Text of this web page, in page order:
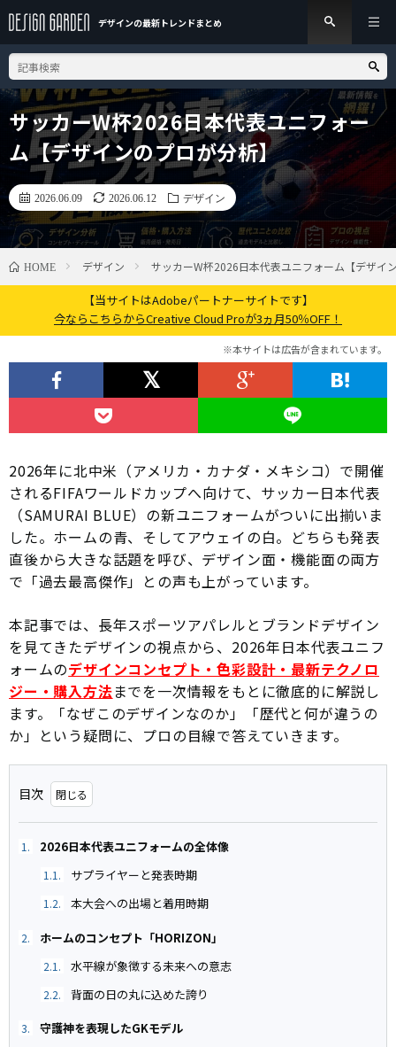
デザインの最新トレンドまとめ
サッカーW杯2026日本代表ユニフォー
ム【デザインのプロが分析】
2026.06.09 2026.06.12 デザイン
HOME デザイン サッカーW杯2026日本代表ユニフォーム【デザイ
【当サイトはAdobeパートナーサイトです】
今ならこちらからCreative Cloud Proが3ヵ月50％OFF！
※本サイトは広告が含まれています。
2026年に北中米（アメリカ・カナダ・メキシコ）で開催
されるFIFAワールドカップへ向けて、サッカー日本代表
（SAMURAI BLUE）の新ユニフォームがついに出揃いま
した。ホームの青、そしてアウェイの白。どちらも発表
直後から大きな話題を呼び、デザイン面・機能面の両方
で「過去最高傑作」との声も上がっています。
本記事では、長年スポーツアパレルとブランドデザイン
を見てきたデザインの視点から、2026年日本代表ユニフ
ォームのデザインコンセプト・色彩設計・最新テクノロ
ジー・購入方法までを一次情報をもとに徹底的に解説し
ます。「なぜこのデザインなのか」「歴代と何が違うの
か」という疑問に、プロの目線で答えていきます。
目次
1. 2026日本代表ユニフォームの全体像
1.1. サプライヤーと発表時期
1.2. 本大会への出場と着用時期
2. ホームのコンセプト「HORIZON」
2.1. 水平線が象徴する未来への意志
2.2. 背面の日の丸に込めた誇り
3. 守護神を表現したGKモデル